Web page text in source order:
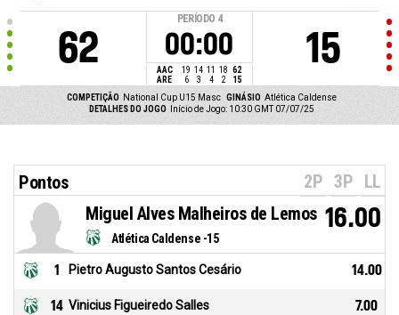
62
PERÍODO 4
00:00
AAC 19 14 11 18 62
ARE
6 3 4 2 15
15
COMPETIÇÃO National Cup U15 Masc GINÁSIO Atlética Caldense
DETALHES DO JOGO
Início de Jogo: 10:30 GMT 07/07/25
Pontos 2P 3P LL
Atlética Caldense -15
Miguel Alves Malheiros de Lemos 16.00
1 Pietro Augusto Santos Cesário 14.00
14 Vinicius Figueiredo Salles 7.00